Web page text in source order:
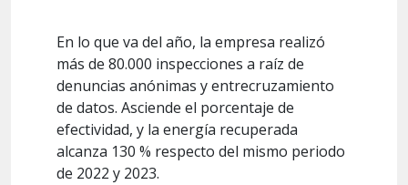
En lo que va del año, la empresa realizó
más de 80.000 inspecciones a raíz de
denuncias anónimas y entrecruzamiento
de datos. Asciende el porcentaje de
efectividad, y la energía recuperada
alcanza 130 % respecto del mismo periodo
de 2022 y 2023.